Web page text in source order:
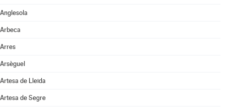
Anglesola
Arbeca
Arres
Arsèguel
Artesa de Lleida
Artesa de Segre